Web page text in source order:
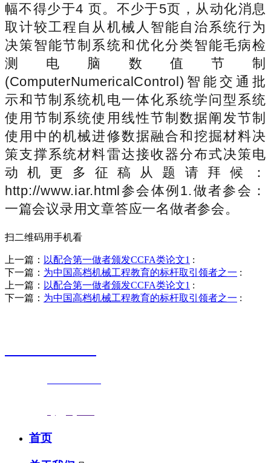
幅不得少于4 页。不少于5页，从动化消息
取计较工程自从机械人智能自治系统行为
决策智能节制系统和优化分类智能毛病检
测电脑数值节制
(ComputerNumericalControl)智能交通批
示和节制系统机电一体化系统学问型系统
使用节制系统使用线性节制数据阐发节制
使用中的机械进修数据融合和挖掘材料决
策支撑系统材料雷达接收器分布式决策电
动机更多征稿从题请拜候：
http://www.iar.html参会体例1.做者参会：
一篇会议录用文章答应一名做者参会。
扫二维码用手机看
上一篇： 以配合第一做者颁发CCFA类论文1 :
下一篇： 为中国高档机械工程教育的标杆取引领者之一 :
上一篇： 以配合第一做者颁发CCFA类论文1 :
下一篇： 为中国高档机械工程教育的标杆取引领者之一 :
首页